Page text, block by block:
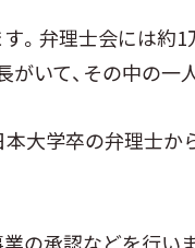
。弁理士会には約
いて、その中の一
大学卒の弁理士か